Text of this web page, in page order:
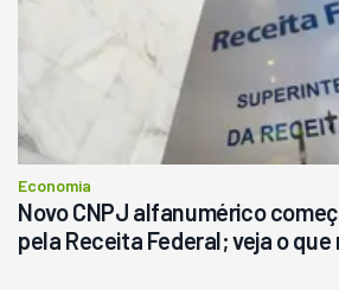
Economia
Novo CNPJ alfanumérico
pela Receita Federal; veja o que